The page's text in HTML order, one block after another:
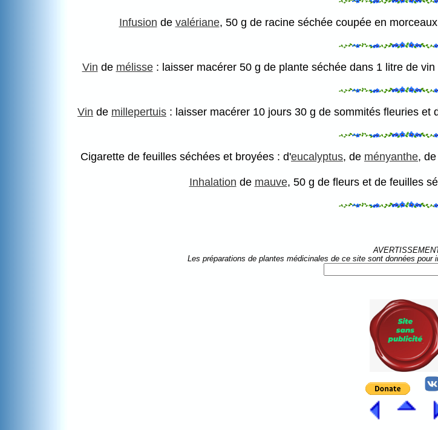
Infusion de valériane, 50 g de racine séchée coupée en
Vin de mélisse: laisser macérer 50 g de plante séchée dans 1 litre de
Vin de millepertuis : laisser macérer 10 jours 30 g de sommités fleuries
Cigarette de feuilles séchées et broyées : d'eucalyptus, de ményanthe, de
Inhalation de mauve, 50 g de fleurs et de feuilles
Les préparations de plantes médicinales de ce site sont données